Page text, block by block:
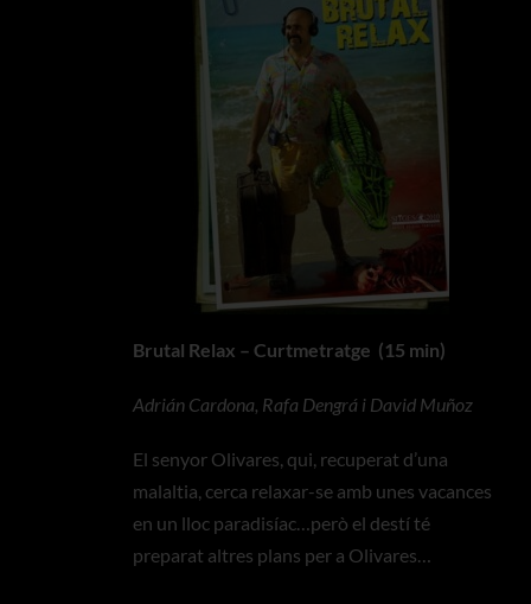
Brutal Relax – Curtmetratge (15 min)
Adrián Cardona, Rafa Dengrá i David Muñoz
El senyor Olivares, qui, recuperat d’una
malaltia, cerca relaxar-se amb unes vacances
en un lloc paradisíac…però el destí té
preparat altres plans per a Olivares…